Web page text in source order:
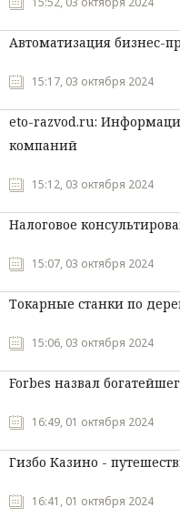
Автоматизация бизнес-
15:17, 03 октября 2024
eto-razvod.ru:
компаний
15:12, 03 октября 2024
Налоговое
15:07, 03 октября 2024
Токарные станки по
15:06, 03 октября 2024
Forbes назвал
16:49, 01 октября 2024
Гизбо Казино -
16:41, 01 октября 2024